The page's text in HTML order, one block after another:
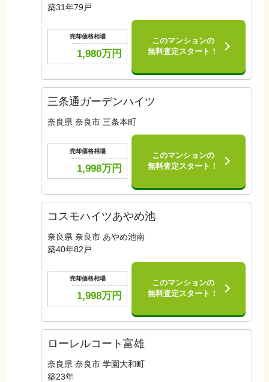
築31年79戸
売却価格相場
1,980万円
このマンションの
無料査定スタート！
三条通ガーデンハイツ
奈良県 奈良市 三条本町
売却価格相場
1,998万円
このマンションの
無料査定スタート！
コスモハイツあやめ池
奈良県 奈良市 あやめ池南
築40年82 戸
売却価格相場
1,998万円
このマンションの
無料査定スタート！
ローレルコート富雄
奈良県 奈良市 学園大和町
築23年